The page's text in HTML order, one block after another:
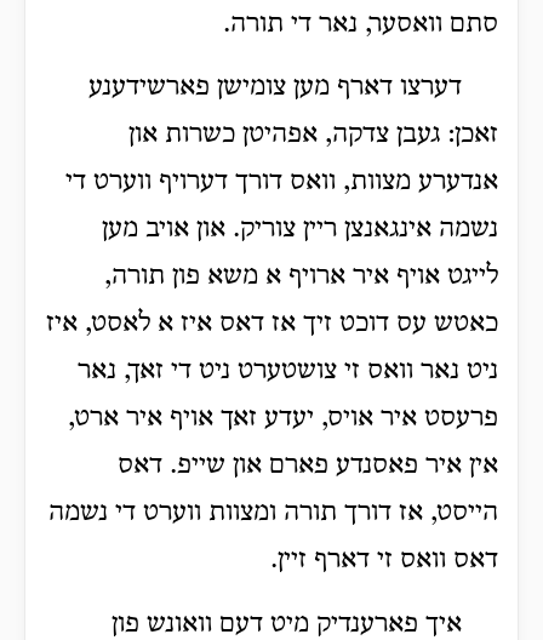
סתם וואסער, נאר די תורה.
דערצו דארף מען צומישן פארשידענע
זאכן: געבן צדקה, אפהיטן כשרות און
אנדערע מצוות, וואס דורך דערויף ווערט די
נשמה אינגאנצן ריין צוריק. און אויב מען
לייגט אויף איר ארויף א משא פון תורה,
כאטש עס דוכט זיך אז דאס איז א לאסט, איז
ניט נאר וואס זי צושטערט ניט די זאך, נאר
פרעסט איר אויס, יעדע זאך אויף איר ארט,
אין איר פאסנדע פארם און שייפ. דאס
הייסט, אז דורך תורה ומצוות ווערט די נשמה
דאס וואס זי דארף זיין.
איך פארענדיק מיט דעם וואונש פון